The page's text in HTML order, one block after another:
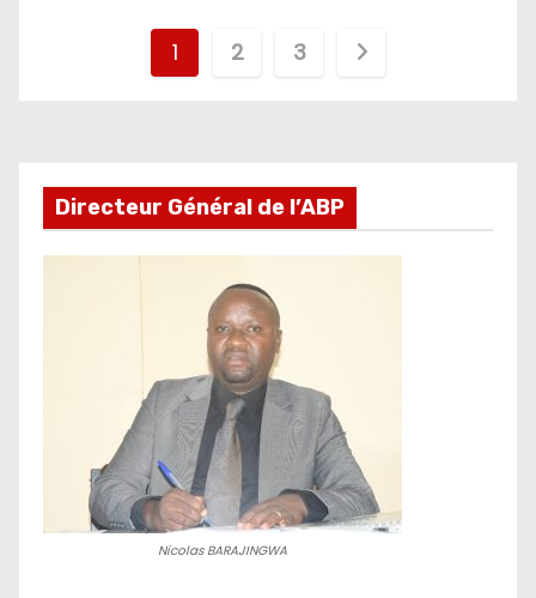
Pagination
1 2 3
Directeur Général de l’ABP
Nicolas BARAJINGWA